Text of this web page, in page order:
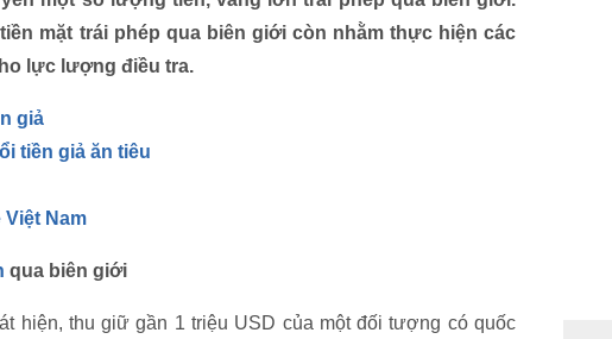
mặt trái phép qua biên giới còn nhằm thực hiện các
lực lượng điều tra.
giả
tiền giả ăn tiêu
Nam
qua biên giới
hiện, thu giữ gần 1 triệu USD của một đối tượng có quốc